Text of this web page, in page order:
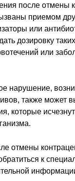
после отмены
приемом
или
дозировку
или
нарушение,
также может
которые
отмены
к